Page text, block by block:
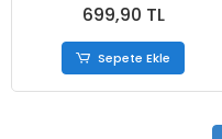
699,90 TL
Sepete Ekle